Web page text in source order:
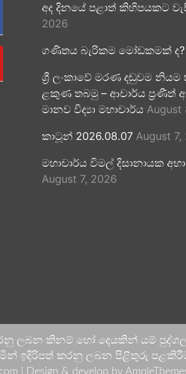
අද දිනයේ පළාත් කිහිපයකට
2026
ගණිතය බැරිකම මෝඩකමක් ද?
ශ්‍රී ලංකාවේ මරණ දඬුවම
ළකුණ තබමු – ආචාර්ය ප්‍රණීත්
මානව විද්‍යා මහාචාර්ය August
කාටූන් 2026.08.07 August 7,
මහාචාර්ය විමල් දිසානායක
August 7, 2026
ලබන කිනම් හෝ දෙයකින් යම්
ඉදිරිපත් කරනු ලබන පිළිතුරු
|
Design & develop by